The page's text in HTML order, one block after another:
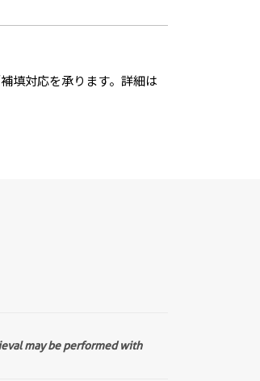
填対応を承ります。詳細は
may be performed with